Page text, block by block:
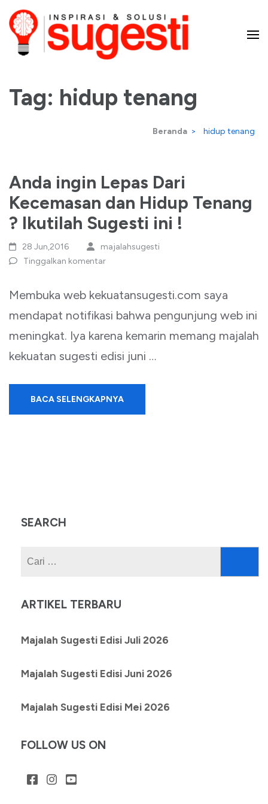
Lompat
ke
konten
Enter)
dan Solusi
Tag: hidup tenang
Beranda > hidup tenang
Anda ingin Lepas Dari
Kecemasan dan Hidup Tenang
? Ikutilah Sugesti ini !
28 Jun,2016
majalahsugesti
Tinggalkan komentar
Membuka web kekuatansugesti.com saya
mendapat notifikasi bahwa pengunjung web ini
meningkat. Iya karena kemarin memang majalah
kekuatan sugesti edisi juni …
BACA SELENGKAPNYA
SEARCH
ARTIKEL TERBARU
Majalah Sugesti Edisi Juli 2026
Majalah Sugesti Edisi Juni 2026
Majalah Sugesti Edisi Mei 2026
FOLLOW US ON